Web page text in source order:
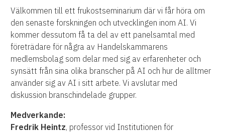
Välkommen till ett frukostseminarium där vi får höra om
den senaste forskningen och utvecklingen inom AI. Vi
kommer dessutom få ta del av ett panelsamtal med
företrädare för några av Handelskammarens
medlemsbolag som delar med sig av erfarenheter och
synsätt från sina olika branscher på AI och hur de alltmer
använder sig av AI i sitt arbete. Vi avslutar med
diskussion branschindelade grupper.
Medverkande:
Fredrik Heintz, professor vid Institutionen för